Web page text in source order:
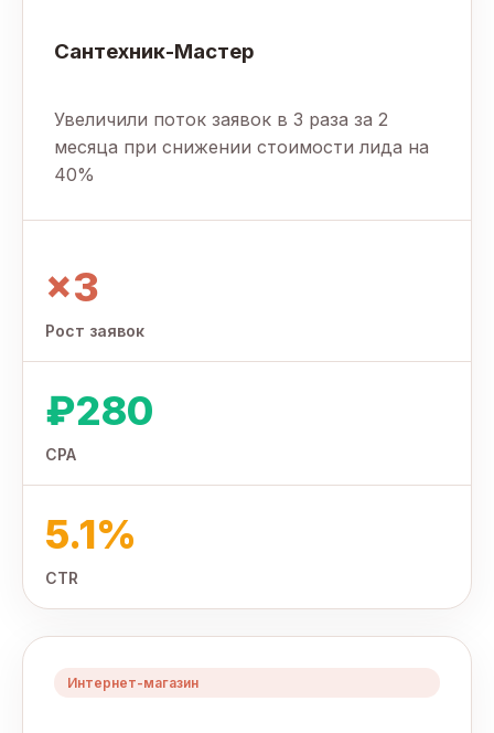
Сантехник-Мастер
Увеличили поток заявок в 3 раза за 2
месяца при снижении стоимости лида на
40%
×3
Рост заявок
₽280
CPA
5.1%
CTR
Интернет-магазин